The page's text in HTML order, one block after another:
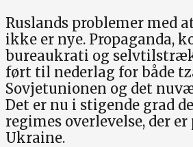
Ruslands problemer med
ikke er nye. Propaganda,
bureaukrati og
ført til nederlag for både
Sovjetunionen og det
Det er nu i stigende grad
regimes overlevelse, der er
Ukraine.